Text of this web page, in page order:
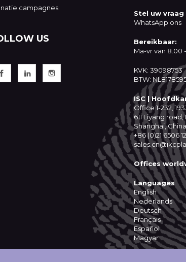
campagnes
US
Stel uw
WhatsApp ons
Bereikbaar:
Ma-vr van 8.00
KVK: 39098753
BTW:
ISC |
Office 1-232,
611 Liyang
Shanghai, China
+86 (0)21 6506
Offices
Languages
English
Nederlands
Deutsch
Français
Español
Magyar